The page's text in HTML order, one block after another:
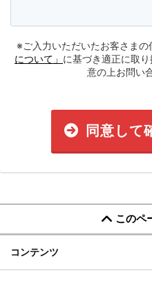
※ご入力いただいたお客さまの
について」 に基づき適正に取
意の上お問い
同意して
このペ
コンテンツ